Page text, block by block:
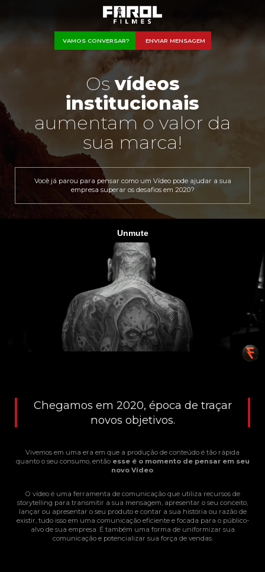
VAMOS CONVERSAR? ENVIAR MENSAGEM
Osvídeos
institucionais
aumentam o valor da
sua marca!
Você já parou para pensar como um Vídeo pode ajudar a sua
empresa superar os desafios em 2020?
Chegamos em 2020, época de traçar
novos objetivos.
Vivemos em uma era em que a produção de conteúdo é tão rápida
quanto o seu consumo, então esse é o momento de pensar em seu
novo Vídeo.
O vídeo é uma ferramenta de comunicação que utiliza recursos de
storytelling para transmitir a sua mensagem, apresentar o seu conceito,
lançar ou apresentar o seu produto e contar a sua história ou razão de
existir, tudo isso em uma comunicação eficiente e focada para o público-
alvo de sua empresa. É também uma forma de uniformizar sua
comunicação e potencializar sua força de vendas.